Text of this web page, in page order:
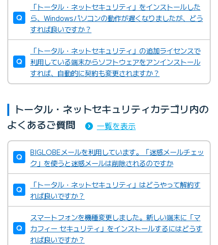
「トータル・ネットセキュリティ」をインストールした
ら、Windowsパソコンの動作が遅くなりましたが、どう
すれば良いですか？
「トータル・ネットセキュリティ」の追加ライセンスで
利用している端末からソフトウェアをアンインストール
すれば、自動的に契約も変更されますか？
トータル・ネットセキュリティカテゴリ内の
よくあるご質問
一覧を表示
BIGLOBEメールを利用しています。「迷惑メールチェッ
ク」を使うと迷惑メールは削除されるのですか
「トータル・ネットセキュリティ」はどうやって解約す
れば良いですか？
スマートフォンを機種変更しました。新しい端末に「マ
カフィー セキュリティ」をインストールするにはどうす
れば良いですか？